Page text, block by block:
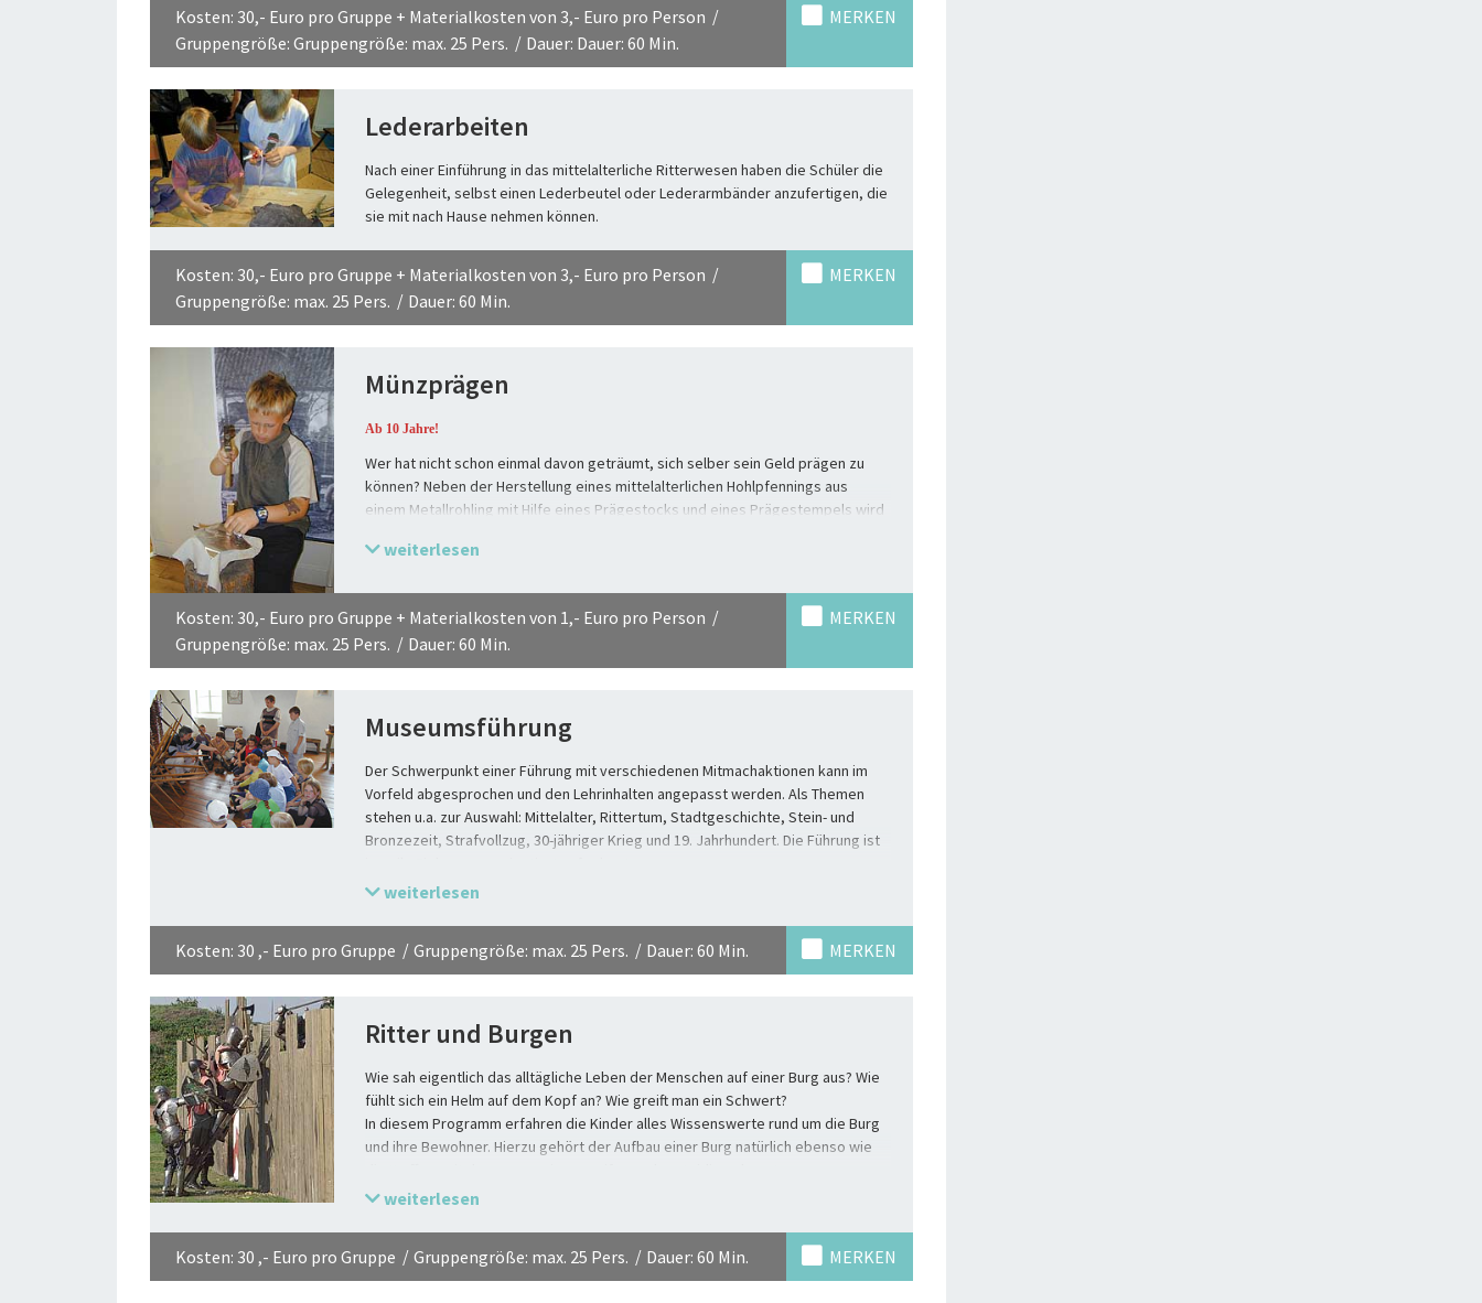
Kosten: 30,- Euro pro Gruppe + Materialkosten von 3,- Euro pro Person
Gruppengröße: Gruppengröße: max. 25 Pers.
Dauer: Dauer: 60 Min.
MERKEN
Lederarbeiten
Nach einer Einführung in das mittelalterliche Ritterwesen haben die Schüler die
Gelegenheit, selbst einen Lederbeutel oder Lederarmbänder anzufertigen, die
sie mit nach Hause nehmen können.
Kosten: 30,- Euro pro Gruppe + Materialkosten von 3,- Euro pro Person
Gruppengröße: max. 25 Pers.
Dauer: 60 Min.
MERKEN
Münzprägen
Ab 10 Jahre!
Wer hat nicht schon einmal davon geträumt, sich selber sein Geld prägen zu
können? Neben der Herstellung eines mittelalterlichen Hohlpfennings aus
einem Metallrohling mit Hilfe eines Prägestocks und eines Prägestempels wird
technischen Problems der Münzprägung werden lebenspraktische
weiterlesen
Kosten: 30,- Euro pro Gruppe + Materialkosten von 1,- Euro pro Person
Gruppengröße: max. 25 Pers.
Dauer: 60 Min.
MERKEN
Museumsführung
Der Schwerpunkt einer Führung mit verschiedenen Mitmachaktionen kann im
Vorfeld abgesprochen und den Lehrinhalten angepasst werden. Als Themen
stehen u.a. zur Auswahl: Mittelalter, Rittertum, Stadtgeschichte, Stein- und
Bronzezeit, Strafvollzug, 30-jähriger Krieg und 19. Jahrhundert. Die Führung ist
weiterlesen
Kosten: 30 ,- Euro pro Gruppe Gruppengröße: max. 25 Pers. Dauer: 60 Min. MERKEN
Ritter und Burgen
Wie sah eigentlich das alltägliche Leben der Menschen auf einer Burg aus? Wie
fühlt sich ein Helm auf dem Kopf an? Wie greift man ein Schwert?
In diesem Programm erfahren die Kinder alles Wissenswerte rund um die Burg
und ihre Bewohner. Hierzu gehört der Aufbau einer Burg natürlich ebenso wie
weiterlesen
Kosten: 30 ,- Euro pro Gruppe Gruppengröße: max. 25 Pers. Dauer: 60 Min. MERKEN